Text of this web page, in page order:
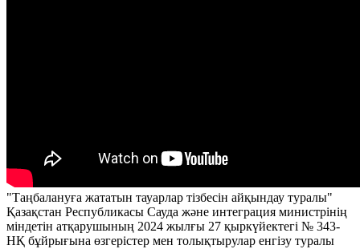
"Таңбалануға жататын тауарлар тізбесін айқындау туралы"
Қазақстан Республикасы Сауда және интеграция министрінің
міндетін атқарушының 2024 жылғы 27 қыркүйектегі № 343-
НҚ бұйрығына өзгерістер мен толықтырулар енгізу туралы